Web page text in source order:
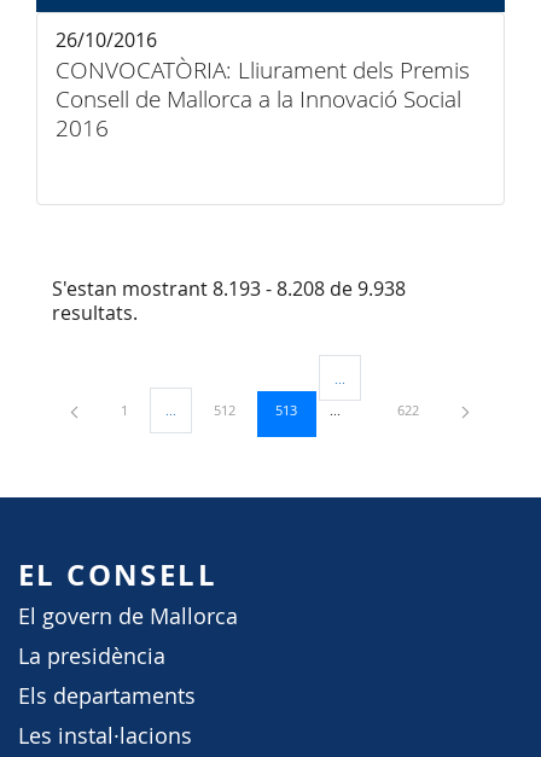
CONVOCATÒRIA: Lliurament dels Premis
Consell de Mallorca a la Innovació Social
2016
26/10/2016
S'estan mostrant 8.193 - 8.208 de 9.938
resultats.
Pàgina
1 ...Pàgines intermèdies Utilitzeu TAB per navegar.
Pàgina
512 Pàgina
513
Pàgines intermèdies Utilitzeu
Pàgina
622
EL CONSELL
El govern de Mallorca
La presidència
Els departaments
Les instal·lacions